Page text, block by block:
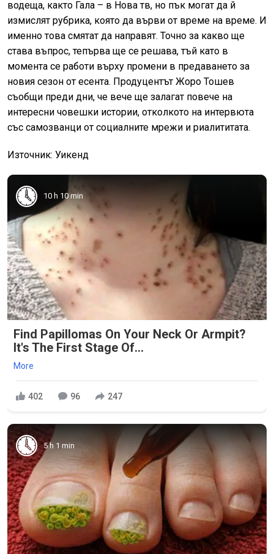
водеща, както Гала – в Нова тв, но пък могат да й
измислят рубрика, която да върви от време на време. И
именно това смятат да направят. Точно за какво ще
става въпрос, тепърва ще се решава, тъй като в
момента се работи върху промени в предаването за
новия сезон от есента. Продуцентът Жоро Тошев
съобщи преди дни, че вече ще залагат повече на
интересни човешки истории, отколкото на интервюта
със самозванци от социалните мрежи и риалититата.
Източник: Уикенд
10 h 10 min
Find Papillomas On Your Neck Or Armpit?
It's The First Stage Of...
More
402 96 247
5 h 1 min